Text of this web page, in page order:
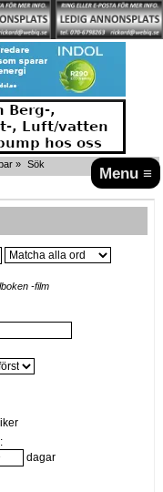
Menu ≡
» Sök
-film
dagar